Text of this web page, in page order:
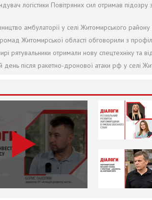
логістики Повітряних сил отримав
амбулаторії у селі Житомирського
Житомирської області обговорили з
рятувальники отримали нову спецтехніку та
день після ракетно-дронової атаки рф у селі